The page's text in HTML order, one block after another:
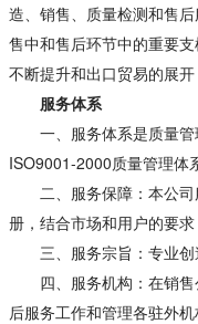
造、销售、质量检测和售
售中和售后环节中的重要
不断提升和出口贸易的展开
服务体系
一、服务体系是质量管
ISO9001-2000质量管理体
二、服务保障：本公司
册，结合市场和用户的要求
三、服务宗旨：专业创
四、服务机构：在销售
后服务工作和管理各驻外机